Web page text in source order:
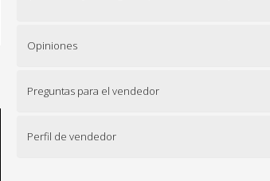
Opiniones
Preguntas para el vendedor
Perfil de vendedor